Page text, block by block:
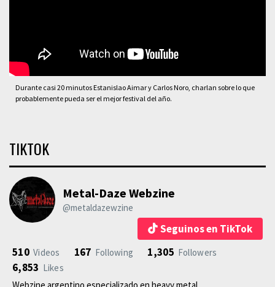
Durante casi 20 minutos Estanislao Aimar y Carlos Noro, charlan sobre lo que
probablemente pueda ser el mejor festival del año.
TIKTOK
Metal-Daze Webzine
@metaldazewzine
Seguinos en TikTok
510 Videos 167 Following 1,305 Followers
6,853 Likes